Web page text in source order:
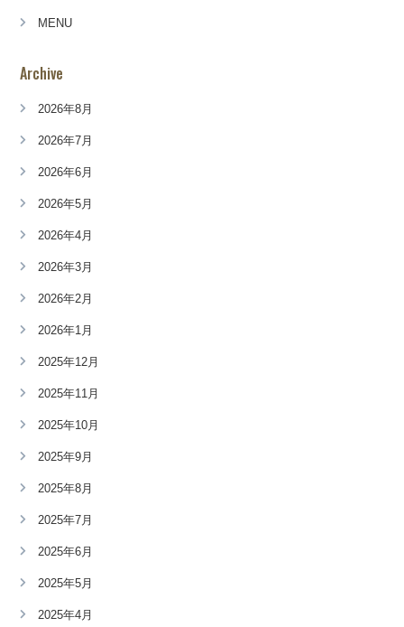
MENU
Archive
2026年8月
2026年7月
2026年6月
2026年5月
2026年4月
2026年3月
2026年2月
2026年1月
2025年12月
2025年11月
2025年10月
2025年9月
2025年8月
2025年7月
2025年6月
2025年5月
2025年4月